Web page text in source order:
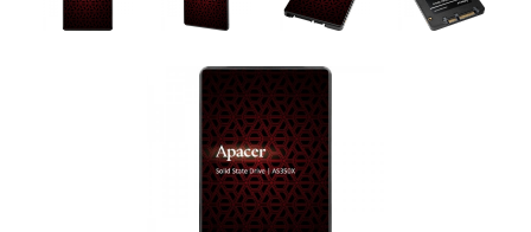
projektori